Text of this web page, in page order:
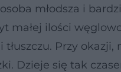
młodsza i
małej ilości
tłuszczu. Przy
Dzieje się tak